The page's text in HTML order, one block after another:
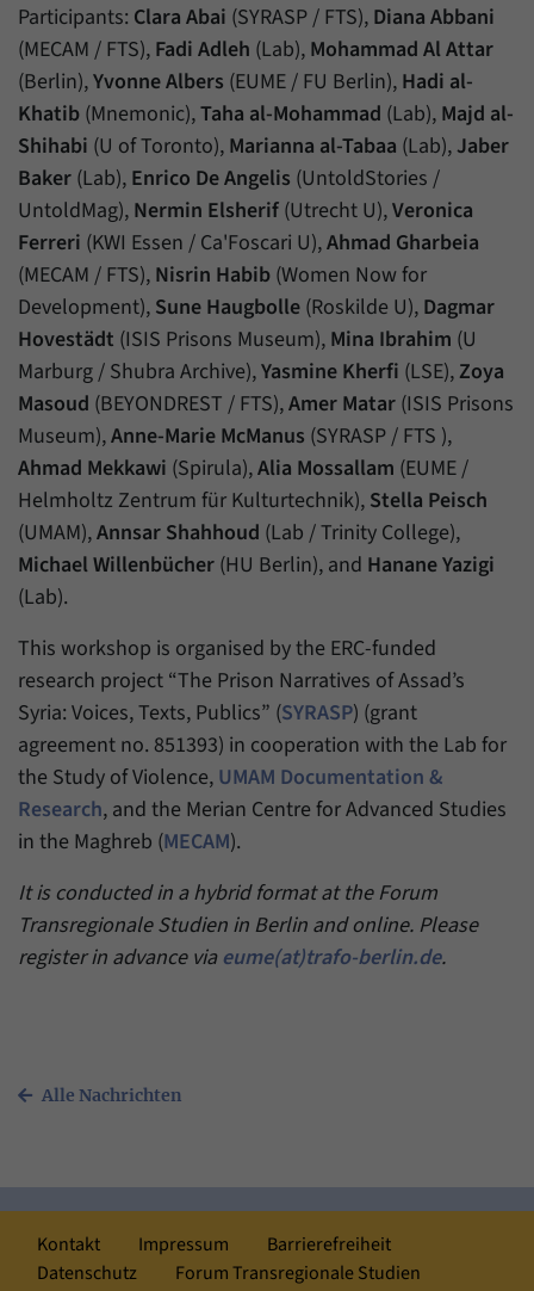
Participants: Clara Abai (SYRASP / FTS), Diana Abbani
(MECAM / FTS), Fadi Adleh (Lab), Mohammad Al Attar
(Berlin),Yvonne Albers (EUME / FU Berlin), Hadi al-
Khatib (Mnemonic),Taha al-Mohammad (Lab), Majd al-
Shihabi (U of Toronto), Marianna al-Tabaa (Lab),Jaber
Baker (Lab), Enrico De Angelis (UntoldStories /
UntoldMag), Nermin Elsherif (Utrecht U),Veronica
Ferreri (KWI Essen / Ca'Foscari U),Ahmad Gharbeia
(MECAM / FTS), Nisrin Habib (Women Now for
Development), Sune Haugbolle (Roskilde U), Dagmar
Hovestädt (ISIS Prisons Museum), Mina Ibrahim (U
Marburg / Shubra Archive),Yasmine Kherfi (LSE),Zoya
Masoud (BEYONDREST / FTS),Amer Matar (ISIS Prisons
Museum),Anne-Marie McManus (SYRASP / FTS ),
Ahmad Mekkawi (Spirula),Alia Mossallam (EUME /
Helmholtz Zentrum für Kulturtechnik), Stella Peisch
(UMAM),Annsar Shahhoud (Lab / Trinity College),
Michael Willenbücher (HU Berlin), and Hanane Yazigi
(Lab).
This workshop is organised by the ERC-funded
research project “The Prison Narratives of Assad’s
Syria: Voices, Texts, Publics” (SYRASP) (grant
agreement no. 851393) in cooperation with the Lab for
the Study of Violence, UMAM Documentation &
Research, and the Merian Centre for Advanced Studies
in the Maghreb (MECAM).
It is conducted in a hybrid format at the Forum
Transregionale Studien in Berlin and online. Please
register in advance via eume(at)trafo-berlin.de.
Alle Nachrichten
Kontakt Impressum
Barrierefreiheit
Datenschutz
Forum Transregionale Studien